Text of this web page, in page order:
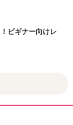
ビギナー向けレ